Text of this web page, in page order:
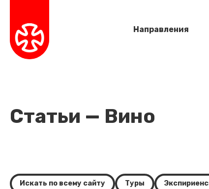
Направления
Статьи — Вино
Искать по всему сайту Туры